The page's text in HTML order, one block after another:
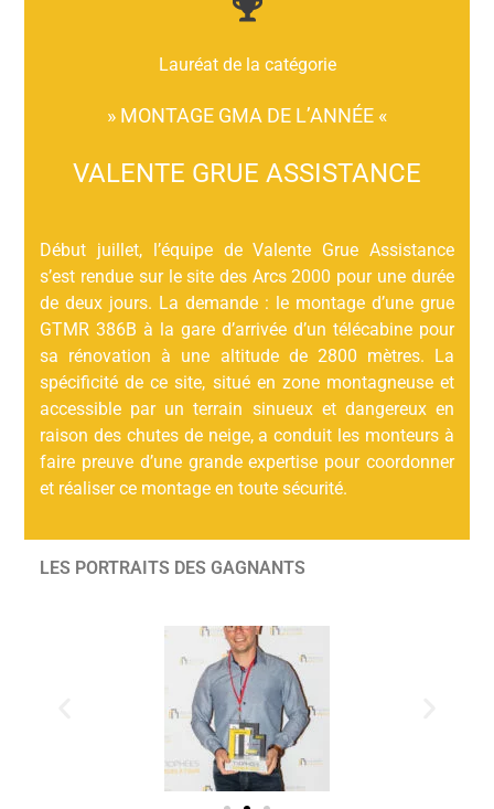
LES PORTRAITS DES GAGNANTS
Lauréat de la catégorie
» MONTAGE GMA DE L’ANNÉE «
VALENTE GRUE ASSISTANCE
Début juillet, l’équipe de Valente Grue Assistance
s’est rendue sur le site des Arcs 2000 pour une durée
de deux jours. La demande : le montage d’une grue
GTMR 386B à la gare d’arrivée d’un télécabine pour
sa rénovation à une altitude de 2800 mètres. La
spécificité de ce site, situé en zone montagneuse et
accessible par un terrain sinueux et dangereux en
raison des chutes de neige, a conduit les monteurs à
faire preuve d’une grande expertise pour coordonner
et réaliser ce montage en toute sécurité.